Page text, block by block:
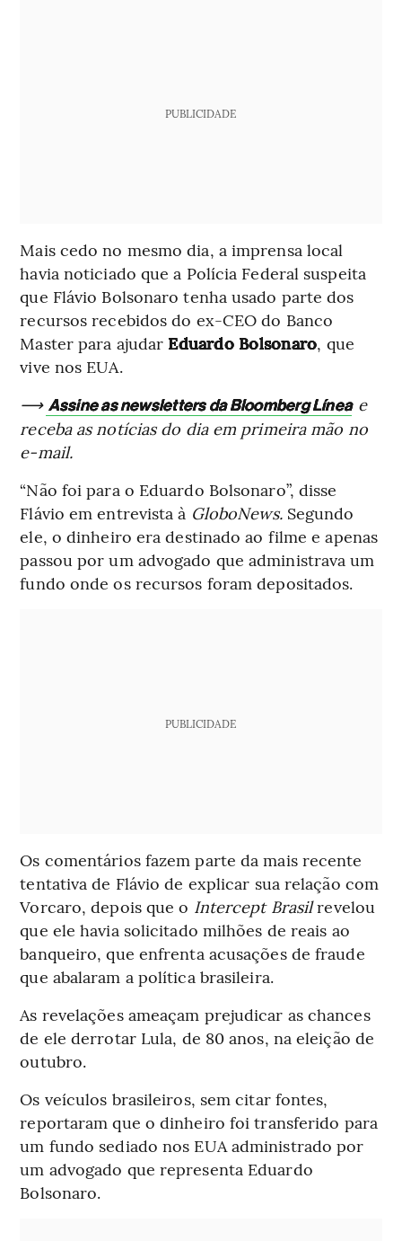
PUBLICIDADE
Mais cedo no mesmo dia, a imprensa local
havia noticiado que a Polícia Federal suspeita
que Flávio Bolsonaro tenha usado parte dos
recursos recebidos do ex-CEO do Banco
Master para ajudar Eduardo Bolsonaro, que
vive nos EUA.
⟶ Assine as newsletters da Bloomberg Línea e
receba as notícias do dia em primeira mão no
e-mail.
“Não foi para o Eduardo Bolsonaro”, disse
Flávio em entrevista à GloboNews.Segundo
ele, o dinheiro era destinado ao filme e apenas
passou por um advogado que administrava um
fundo onde os recursos foram depositados.
PUBLICIDADE
Os comentários fazem parte da mais recente
tentativa de Flávio de explicar sua relação com
Vorcaro, depois que o Intercept Brasilrevelou
que ele havia solicitado milhões de reais ao
banqueiro, que enfrenta acusações de fraude
que abalaram a política brasileira.
As revelações ameaçam prejudicar as chances
de ele derrotar Lula, de 80 anos, na eleição de
outubro.
Os veículos brasileiros, sem citar fontes,
reportaram que o dinheiro foi transferido para
um fundo sediado nos EUA administrado por
um advogado que representa Eduardo
Bolsonaro.